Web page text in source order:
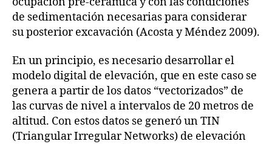
de sedimentación necesarias para considerar
su posterior excavación (Acosta y Méndez 2009).
En un principio, es necesario desarrollar el
modelo digital de elevación, que en este caso se
genera a partir de los datos “vectorizados” de
las curvas de nivel a intervalos de 20 metros de
altitud. Con estos datos se generó un TIN
(Triangular Irregular Networks) de elevación